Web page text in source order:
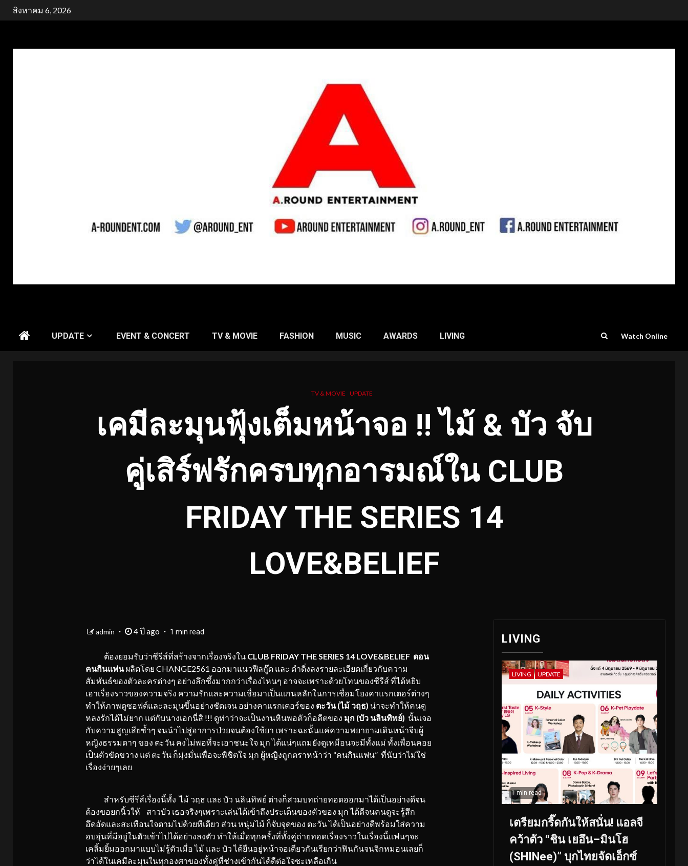
Skipสิงหาคม 6, 2026
UPDATE EVENT & CONCERT TV & MOVIE FASHION MUSIC AWARDS LIVING Watch Online
TV & MOVIE UPDATE
เคมีละมุนฟุ้งเต็มหน้าจอ !! ไม้ & บัว จับ
คู่เสิร์ฟรักครบทุกอารมณ์ใน CLUB
FRIDAY THE SERIES 14
LOVE&BELIEF
admin 4 ปี ago 1 min read
ต้องยอมรับว่าซีรีส์ที่สร้างจากเรื่องจริงใน CLUB FRIDAY THE SERIES 14 LOVE&BELIEF ตอน
คนกินแฟนผลิตโดย CHANGE2561 ออกมาแนวฟีลกู๊ด และ ดำดิ่งลงรายละเอียดเกี่ยวกับความ
สัมพันธ์ของตัวละครต่างๆ อย่างลึกซึ้งมากกว่าเรื่องไหนๆ อาจจะเพราะด้วยโทนของซีรีส์ ที่ได้หยิบ
เอาเรื่องราวของความจริง ความรักและความเชื่อมาเป็นแกนหลักในการเชื่อมโยงคาแรกเตอร์ต่างๆ
ทำให้ภาพดูซอฟต์และละมุนขึ้นอย่างชัดเจน อย่างคาแรกเตอร์ของ ตะวัน (ไม้ วฤธ) น่าจะทำให้คนดู
หลงรักได้ไม่ยาก แต่กับนางเอกนี่สิ !!! ดูท่าว่าจะเป็นงานหินพอตัวก็อดีตของ มุก (บัว นลินทิพย์) นั้นเจอ
กับความสูญเสียซ้ำๆ จนนำไปสู่อาการป่วยจนต้องใช้ยา เพราะฉะนั้นแค่ความพยายามเดินหน้าจีบผู้
หญิงธรรมดาๆ ของ ตะวัน คงไม่พอที่จะเอาชนะใจ มุก ได้แน่ๆแถมยังดูเหมือนจะมีทั้งแม่ ทั้งเพื่อนคอย
เป็นตัวขัดขวาง แต่ ตะวัน ก็มุ่งมั่นเพื่อจะพิชิตใจ มุก ผู้หญิงถูกตราหน้าว่า “คนกินแฟน” ที่นับว่าไม่ใช่
เรื่องง่ายๆเลย
สำหรับซีรีส์เรื่องนี้ทั้ง ไม้ วฤธ และ บัว นลินทิพย์ ต่างก็สวมบทถ่ายทอดออกมาได้เป็นอย่างดีจน
ต้องขอยกนิ้วให้ สาวบัว เธอจริงๆเพราะเล่นได้เข้าถึงประเด็นของตัวของ มุก ได้ดีจนคนดูจะรู้สึก
อึดอัดและสะเทือนใจตามไปด้วยทีเดียว ส่วน หนุ่มไม้ ก็จับจุดของ ตะวัน ได้เป็นอย่างดีพร้อมใส่ความ
อบอุ่นที่มีอยู่ในตัวเข้าไปได้อย่างลงตัว ทำให้เมื่อทุกครั้งที่ทั้งคู่ถ่ายทอดเรื่องราวในเรื่องนี้แฟนๆจะ
เคลิ้มยิ้มออกมาแบบไม่รู้ตัวเมื่อ ไม้ และ บัว ได้ยืนอยู่หน้าจอเดียวกันเรียกว่าฟินกันจนจิกหมอนเลยก็
ว่าได้ในเคมีละมุนในทุกองศาของทั้งคู่ที่ช่างเข้ากันได้ดีต่อใจซะเหลือเกิน
LIVING
LIVING UPDATE
1 min read
เตรียมกรี๊ดกันให้สนั่น! แอลจี
คว้าตัว “ชิน เยอึน–มินโฮ
(SHINee)” บุกไทยจัดเอ็กซ์